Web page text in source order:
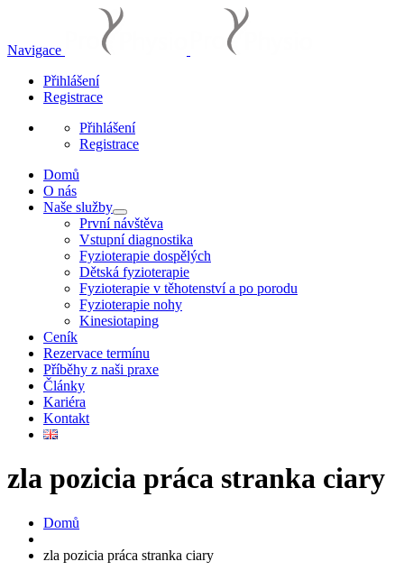
Navigace
Přihlášení
Registrace
Přihlášení
Registrace
Domů
O nás
Naše služby
První návštěva
Vstupní diagnostika
Fyzioterapie dospělých
Dětská fyzioterapie
Fyzioterapie v těhotenství a po porodu
Fyzioterapie nohy
Kinesiotaping
Ceník
Rezervace termínu
Příběhy z naši praxe
Články
Kariéra
Kontakt
zla pozicia práca stranka ciary
Domů
zla pozicia práca stranka ciary